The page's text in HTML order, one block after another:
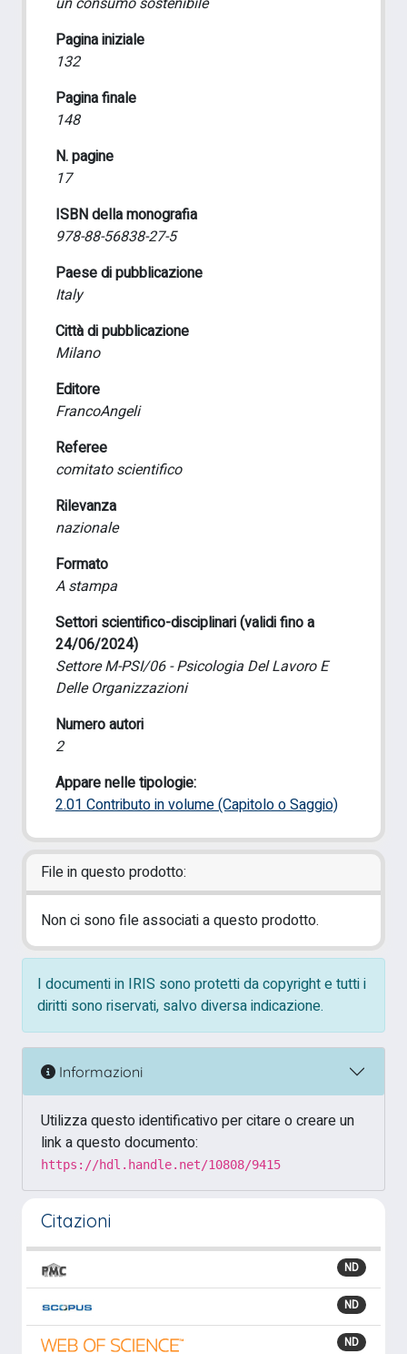
Pagina iniziale
132
Pagina finale
148
N. pagine
17
ISBN della monografia
978-88-56838-27-5
Paese di pubblicazione
Italy
Città di pubblicazione
Milano
Editore
FrancoAngeli
Referee
comitato scientifico
Rilevanza
nazionale
Formato
A stampa
Settori scientifico-disciplinari (validi fino a
24/06/2024)
Settore M-PSI/06 - Psicologia Del Lavoro E
Delle Organizzazioni
Numero autori
2
Appare nelle tipologie:
2.01 Contributo in volume (Capitolo o Saggio)
File in questo prodotto:
Non ci sono file associati a questo prodotto.
I documenti in IRIS sono protetti da copyright e tutti i
diritti sono riservati, salvo diversa indicazione.
Informazioni
Utilizza questo identificativo per citare o creare un
link a questo documento:
https://hdl.handle.net/10808/9415
Citazioni
ND
ND
ND